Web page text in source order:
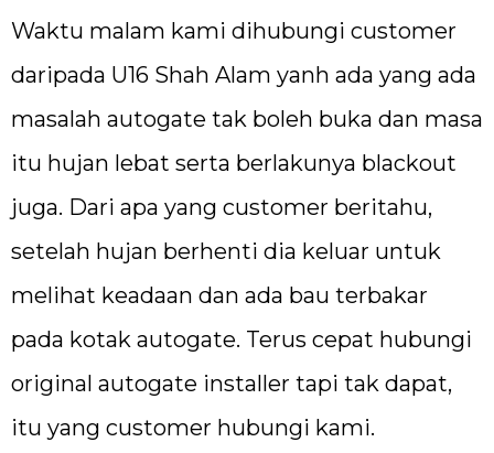
Waktu malam kami dihubungi customer
daripada U16 Shah Alam yanh ada yang ada
masalah autogate tak boleh buka dan masa
itu hujan lebat serta berlakunya blackout
juga. Dari apa yang customer beritahu,
setelah hujan berhenti dia keluar untuk
melihat keadaan dan ada bau terbakar
pada kotak autogate. Terus cepat hubungi
original autogate installer tapi tak dapat,
itu yang customer hubungi kami.